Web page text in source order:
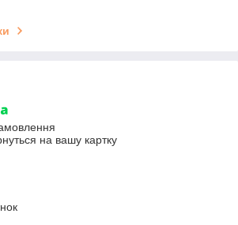
на вашу картку